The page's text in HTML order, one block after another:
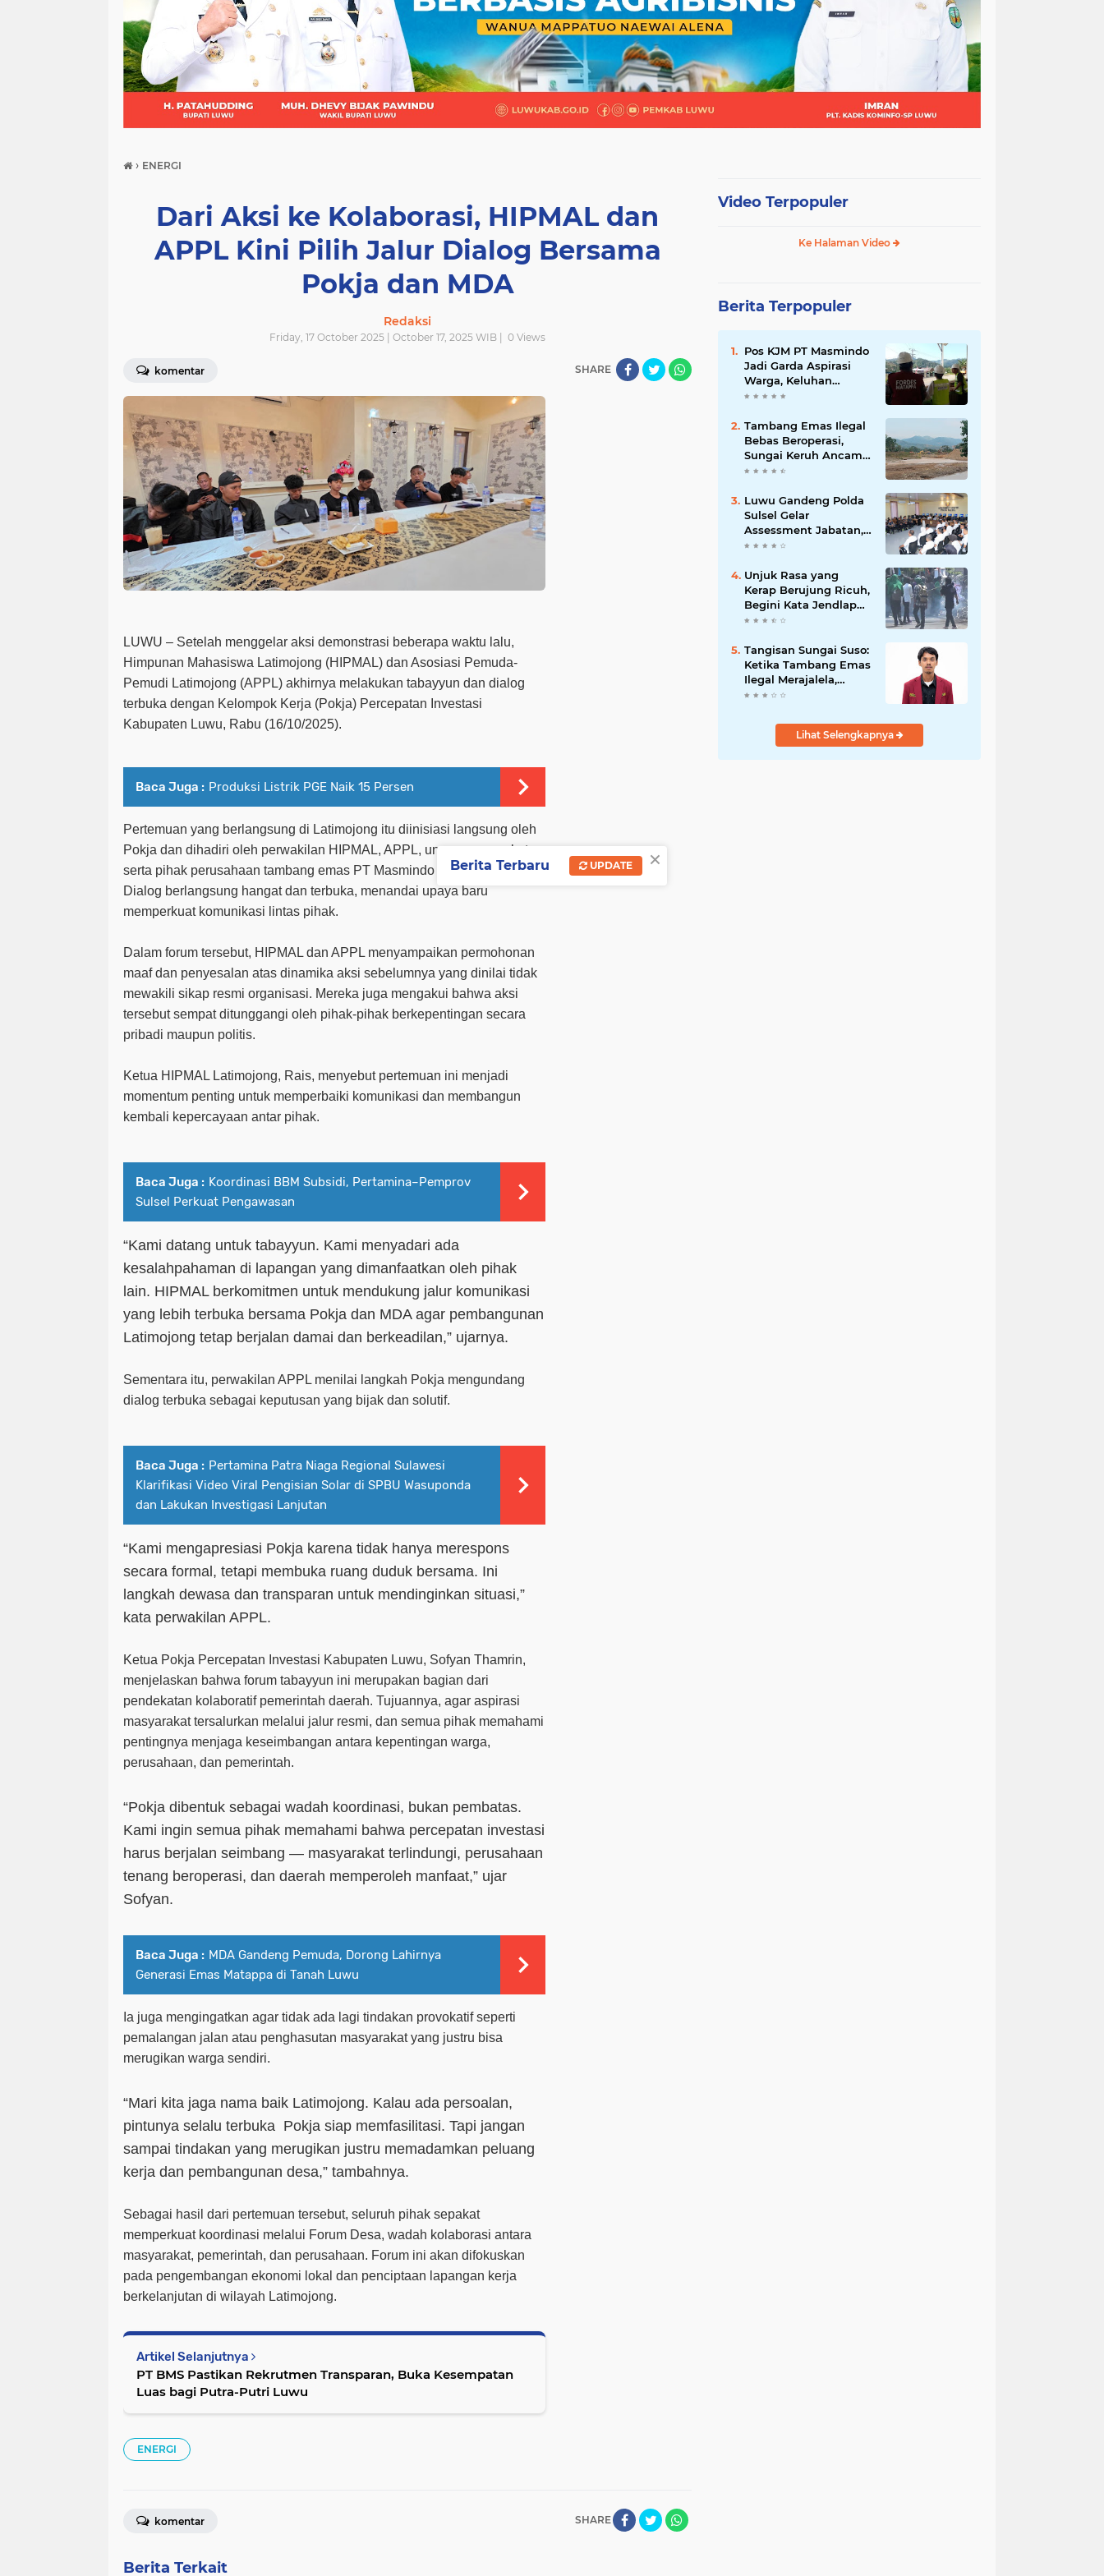
(21) (9) (7)
› ENERGI
Dari Aksi ke Kolaborasi, HIPMAL dan
APPL Kini Pilih Jalur Dialog Bersama
Pokja dan MDA
Redaksi
Friday, 17 October 2025 | October 17, 2025 WIB | 0 Views
komentar SHARE
LUWU – Setelah menggelar aksi demonstrasi beberapa waktu lalu,
Himpunan Mahasiswa Latimojong (HIPMAL) dan Asosiasi Pemuda-
Pemudi Latimojong (APPL) akhirnya melakukan tabayyun dan dialog
terbuka dengan Kelompok Kerja (Pokja) Percepatan Investasi
Kabupaten Luwu, Rabu (16/10/2025).
Baca Juga : Produksi Listrik PGE Naik 15 Persen
Pertemuan yang berlangsung di Latimojong itu diinisiasi langsung oleh
Pokja dan dihadiri oleh perwakilan HIPMAL, APPL, unsur masyarakat,
serta pihak perusahaan tambang emas PT Masmindo Dwi Area (MDA).
Dialog berlangsung hangat dan terbuka, menandai upaya baru
memperkuat komunikasi lintas pihak.
Dalam forum tersebut, HIPMAL dan APPL menyampaikan permohonan
maaf dan penyesalan atas dinamika aksi sebelumnya yang dinilai tidak
mewakili sikap resmi organisasi. Mereka juga mengakui bahwa aksi
tersebut sempat ditunggangi oleh pihak-pihak berkepentingan secara
pribadi maupun politis.
Ketua HIPMAL Latimojong, Rais, menyebut pertemuan ini menjadi
momentum penting untuk memperbaiki komunikasi dan membangun
kembali kepercayaan antar pihak.
Baca Juga : Koordinasi BBM Subsidi, Pertamina–Pemprov
Sulsel Perkuat Pengawasan
“Kami datang untuk tabayyun. Kami menyadari ada
kesalahpahaman di lapangan yang dimanfaatkan oleh pihak
lain. HIPMAL berkomitmen untuk mendukung jalur komunikasi
yang lebih terbuka bersama Pokja dan MDA agar pembangunan
Latimojong tetap berjalan damai dan berkeadilan,” ujarnya.
Sementara itu, perwakilan APPL menilai langkah Pokja mengundang
dialog terbuka sebagai keputusan yang bijak dan solutif.
Baca Juga : Pertamina Patra Niaga Regional Sulawesi
Klarifikasi Video Viral Pengisian Solar di SPBU Wasuponda
dan Lakukan Investigasi Lanjutan
“Kami mengapresiasi Pokja karena tidak hanya merespons
secara formal, tetapi membuka ruang duduk bersama. Ini
langkah dewasa dan transparan untuk mendinginkan situasi,”
kata perwakilan APPL.
Ketua Pokja Percepatan Investasi Kabupaten Luwu, Sofyan Thamrin,
menjelaskan bahwa forum tabayyun ini merupakan bagian dari
pendekatan kolaboratif pemerintah daerah. Tujuannya, agar aspirasi
masyarakat tersalurkan melalui jalur resmi, dan semua pihak memahami
pentingnya menjaga keseimbangan antara kepentingan warga,
perusahaan, dan pemerintah.
“Pokja dibentuk sebagai wadah koordinasi, bukan pembatas.
Kami ingin semua pihak memahami bahwa percepatan investasi
harus berjalan seimbang — masyarakat terlindungi, perusahaan
tenang beroperasi, dan daerah memperoleh manfaat,” ujar
Sofyan.
Baca Juga : MDA Gandeng Pemuda, Dorong Lahirnya
Generasi Emas Matappa di Tanah Luwu
Ia juga mengingatkan agar tidak ada lagi tindakan provokatif seperti
pemalangan jalan atau penghasutan masyarakat yang justru bisa
merugikan warga sendiri.
“Mari kita jaga nama baik Latimojong. Kalau ada persoalan,
pintunya selalu terbuka Pokja siap memfasilitasi. Tapi jangan
sampai tindakan yang merugikan justru memadamkan peluang
kerja dan pembangunan desa,” tambahnya.
Sebagai hasil dari pertemuan tersebut, seluruh pihak sepakat
memperkuat koordinasi melalui Forum Desa, wadah kolaborasi antara
masyarakat, pemerintah, dan perusahaan. Forum ini akan difokuskan
pada pengembangan ekonomi lokal dan penciptaan lapangan kerja
berkelanjutan di wilayah Latimojong.
Artikel Selanjutnya
PT BMS Pastikan Rekrutmen Transparan, Buka Kesempatan
Luas bagi Putra-Putri Luwu
ENERGI
SHARE
komentar
Berita Terkait
Video Terpopuler
Ke Halaman Video
Berita Terpopuler
Pos KJM PT Masmindo
Jadi Garda Aspirasi
Warga, Keluhan
Ditangani Maksimal
Tambang Emas Ilegal
Bebas Beroperasi,
Sungai Keruh Ancam
Sawah dan Air Bersih
Luwu Gandeng Polda
Sulsel Gelar
Assessment Jabatan,
Perkuat Penempatan
Kompetensi
Unjuk Rasa yang
Kerap Berujung Ricuh,
Begini Kata Jendlap
API
Tangisan Sungai Suso:
Ketika Tambang Emas
Ilegal Merajalela,
Negara Seolah
Lihat Selengkapnya
×
Berita Terbaru UPDATE